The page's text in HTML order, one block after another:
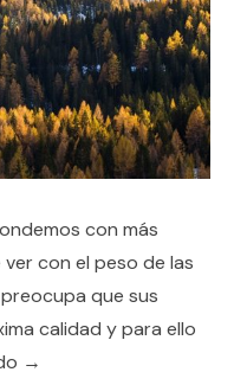
con más
con el peso de las
que sus
calidad y para ello
→